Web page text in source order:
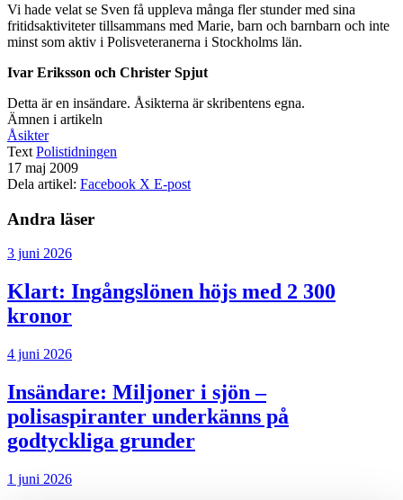
Vi hade velat se Sven få uppleva många fler stunder med sina
fritidsaktiviteter tillsammans med Marie, barn och barnbarn och inte
minst som aktiv i Polisveteranerna i Stockholms län.
Ivar Eriksson och Christer Spjut
Detta är en insändare. Åsikterna är skribentens egna.
Ämnen i artikeln
Åsikter
Text Polistidningen
17 maj 2009
Dela artikel: Facebook X E-post
Andra läser
3 juni 2026
Klart: Ingångslönen höjs med 2 300
kronor
4 juni 2026
Insändare: Miljoner i sjön –
polisaspiranter underkänns på
godtyckliga grunder
1 juni 2026